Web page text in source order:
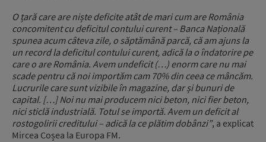
O țară care are niște deficite atât de mari cum are România
concomitent cu deficitul contului curent – Banca Națională
spunea acum câteva zile, o săptămână parcă, că am ajuns la
un record la deficitul contului curent, adică la o îndatorire pe
care o are România. Avem undeficit (…) enorm care nu mai
scade pentru că noi importăm cam 70% din ceea ce mâncăm.
Lucrurile care sunt vizibile în magazine, dar și bunuri de
capital. […] Noi nu mai producem nici beton, nici fier beton,
nici sticlă industrială. Totul se importă. Avem un deficit al
rostogolirii creditului – adică la ce plătim dobânzi”, a explicat
Mircea Coșea la Europa FM.